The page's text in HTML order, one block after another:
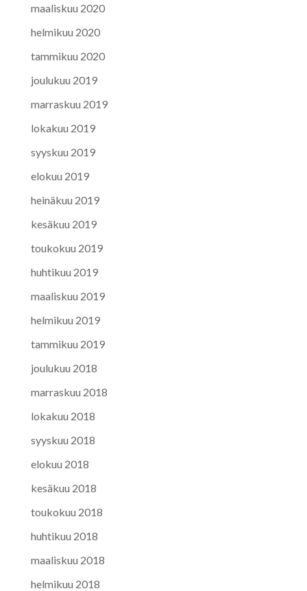
maaliskuu 2020
helmikuu 2020
tammikuu 2020
joulukuu 2019
marraskuu 2019
lokakuu 2019
syyskuu 2019
elokuu 2019
heinäkuu 2019
kesäkuu 2019
toukokuu 2019
huhtikuu 2019
maaliskuu 2019
helmikuu 2019
tammikuu 2019
joulukuu 2018
marraskuu 2018
lokakuu 2018
syyskuu 2018
elokuu 2018
kesäkuu 2018
toukokuu 2018
huhtikuu 2018
maaliskuu 2018
helmikuu 2018